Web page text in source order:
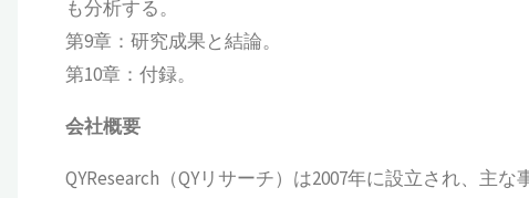
も分析する。
第9章：研究成果と結論。
第10章：付録。
会社概要
QYResearch（QYリサーチ）は2007年に設立され、主